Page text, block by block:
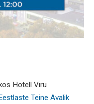
Hotell Viru
Teine Avalik